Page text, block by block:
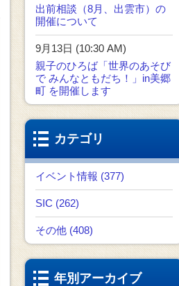
出前相談（8月、出雲市）の
開催について
9月13日 (10:30 AM)
親子のひろば「世界のあそび
で みんなともだち！」in美郷
町 を開催します
カテゴリ
イベント情報 (377)
SIC (262)
その他 (408)
年別アーカイブ